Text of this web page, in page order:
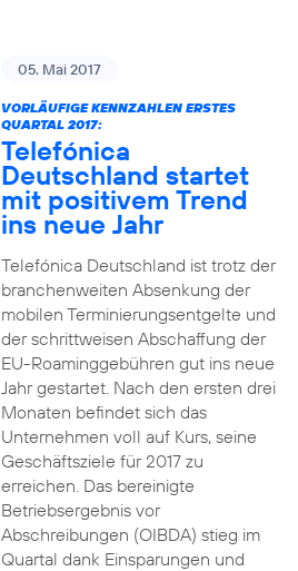
05. Mai 2017
VORLÄUFIGE KENNZAHLEN ERSTES
QUARTAL 2017:
Telefónica
Deutschland startet
mit positivem Trend
ins neue Jahr
Telefónica Deutschland ist trotz der
branchenweiten Absenkung der
mobilen Terminierungsentgelte und
der schrittweisen Abschaffung der
EU-Roaminggebühren gut ins neue
Jahr gestartet. Nach den ersten drei
Monaten befindet sich das
Unternehmen voll auf Kurs, seine
Geschäftsziele für 2017 zu
erreichen. Das bereinigte
Betriebsergebnis vor
Abschreibungen (OIBDA) stieg im
Quartal dank Einsparungen und